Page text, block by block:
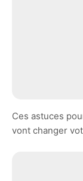
Ces astuces
vont changer